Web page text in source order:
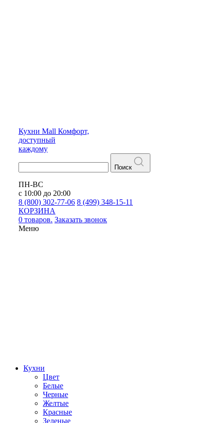
Кухни Mall Комфорт,
доступный
каждому
Поиск
ПН-ВС
с 10:00 до 20:00
8 (800) 302-77-06 8 (499) 348-15-11
КОРЗИНА
0 товаров. Заказать звонок
Меню
Кухни
Цвет
Белые
Черные
Желтые
Красные
Зеленые